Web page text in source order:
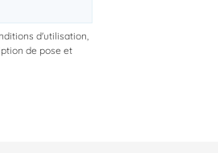
d'utilisation,
de pose et